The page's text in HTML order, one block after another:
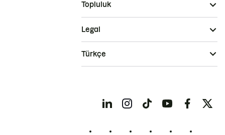
Topluluk
Legal
Türkçe